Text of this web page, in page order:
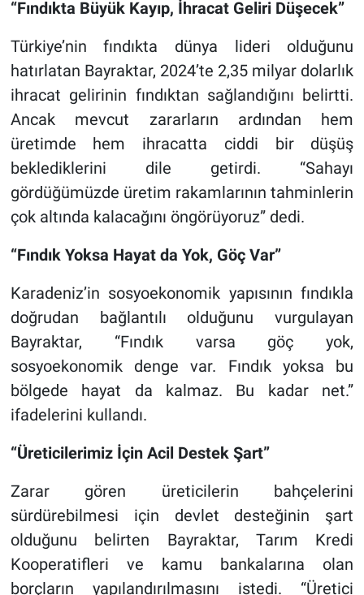
“Fındıkta Büyük Kayıp, İhracat Geliri Düşecek”
Türkiye’nin fındıkta dünya lideri olduğunu
hatırlatan Bayraktar, 2024’te 2,35 milyar dolarlık
ihracat gelirinin fındıktan sağlandığını belirtti.
Ancak mevcut zararların ardından hem
üretimde hem ihracatta ciddi bir düşüş
beklediklerini dile getirdi. “Sahayı
gördüğümüzde üretim rakamlarının tahminlerin
çok altında kalacağını öngörüyoruz” dedi.
“Fındık Yoksa Hayat da Yok, Göç Var”
Karadeniz’in sosyoekonomik yapısının fındıkla
doğrudan bağlantılı olduğunu vurgulayan
Bayraktar, “Fındık varsa göç yok,
sosyoekonomik denge var. Fındık yoksa bu
bölgede hayat da kalmaz. Bu kadar net.”
ifadelerini kullandı.
“Üreticilerimiz İçin Acil Destek Şart”
Zarar gören üreticilerin bahçelerini
sürdürebilmesi için devlet desteğinin şart
olduğunu belirten Bayraktar, Tarım Kredi
Kooperatifleri ve kamu bankalarına olan
borçların yapılandırılmasını istedi. “Üretici